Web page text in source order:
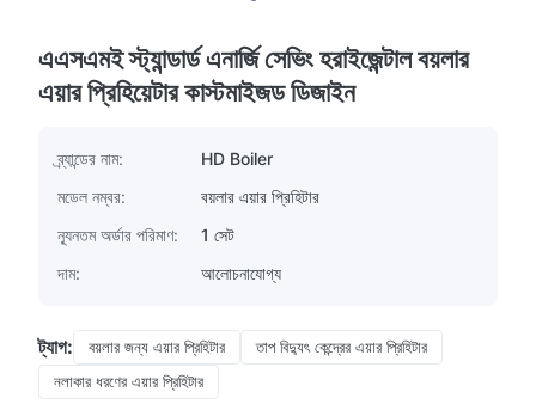
এএসএমই স্ট্যান্ডার্ড এনার্জি সেভিং হরাইজেন্টাল বয়লার
এয়ার প্রিহিয়েটার কাস্টমাইজড ডিজাইন
ব্র্যান্ডের নাম:
HD Boiler
মডেল নম্বর:
বয়লার এয়ার প্রিহিটার
ন্যূনতম অর্ডার পরিমাণ:
1 সেট
দাম:
আলোচনাযোগ্য
ট্যাগ: বয়লার জন্য এয়ার প্রিহিটার
তাপ বিদ্যুৎ কেন্দ্রের এয়ার প্রিহিটার
নলাকার ধরণের এয়ার প্রিহিটার